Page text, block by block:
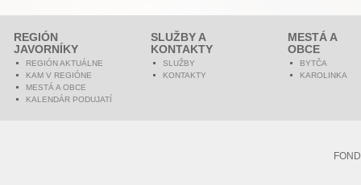
REGIÓN
JAVORNÍKY
REGIÓN AKTUÁLNE
KAM V REGIÓNE
MESTÁ A OBCE
KALENDÁR PODUJATÍ
SLUŽBY A
KONTAKTY
SLUŽBY
KONTAKTY
MESTÁ A
OBCE
BYTČA
KAROLINKA